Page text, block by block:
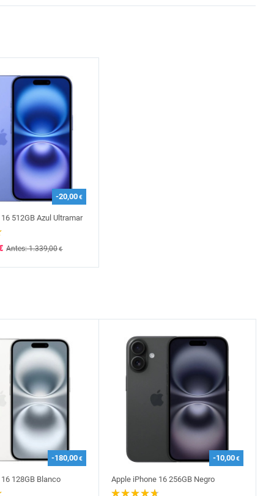
-20,00€
512GB Azul Ultramar
Antes: 1.339,00€
-180,00€
128GB Blanco
-10,00€
Apple iPhone 16 256GB Negro